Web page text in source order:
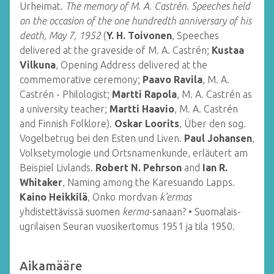
Urheimat. The memory of M. A. Castrén. Speeches held
on the occasion of the one hundredth anniversary of his
death, May 7, 1952(Y. H. Toivonen, Speeches
delivered at the graveside of M. A. Castrén; Kustaa
Vilkuna, Opening Address delivered at the
commemorative ceremony; Paavo Ravila, M. A.
Castrén - Philologist; Martti Rapola, M. A. Castrén as
a university teacher; Martti Haavio, M. A. Castrén
and Finnish Folklore). Oskar Loorits, Über den sog.
Vogelbetrug bei den Esten und Liven. Paul Johansen,
Volksetymologie und Ortsnamenkunde, erläutert am
Beispiel Livlands. Robert N. Pehrson and Ian R.
Whitaker, Naming among the Karesuando Lapps.
Kaino Heikkilä, Onko mordvan k’ermas
yhdistettävissä suomen kerma-sanaan? • Suomalais-
ugrilaisen Seuran vuosikertomus 1951 ja tila 1950.
Aikamääre